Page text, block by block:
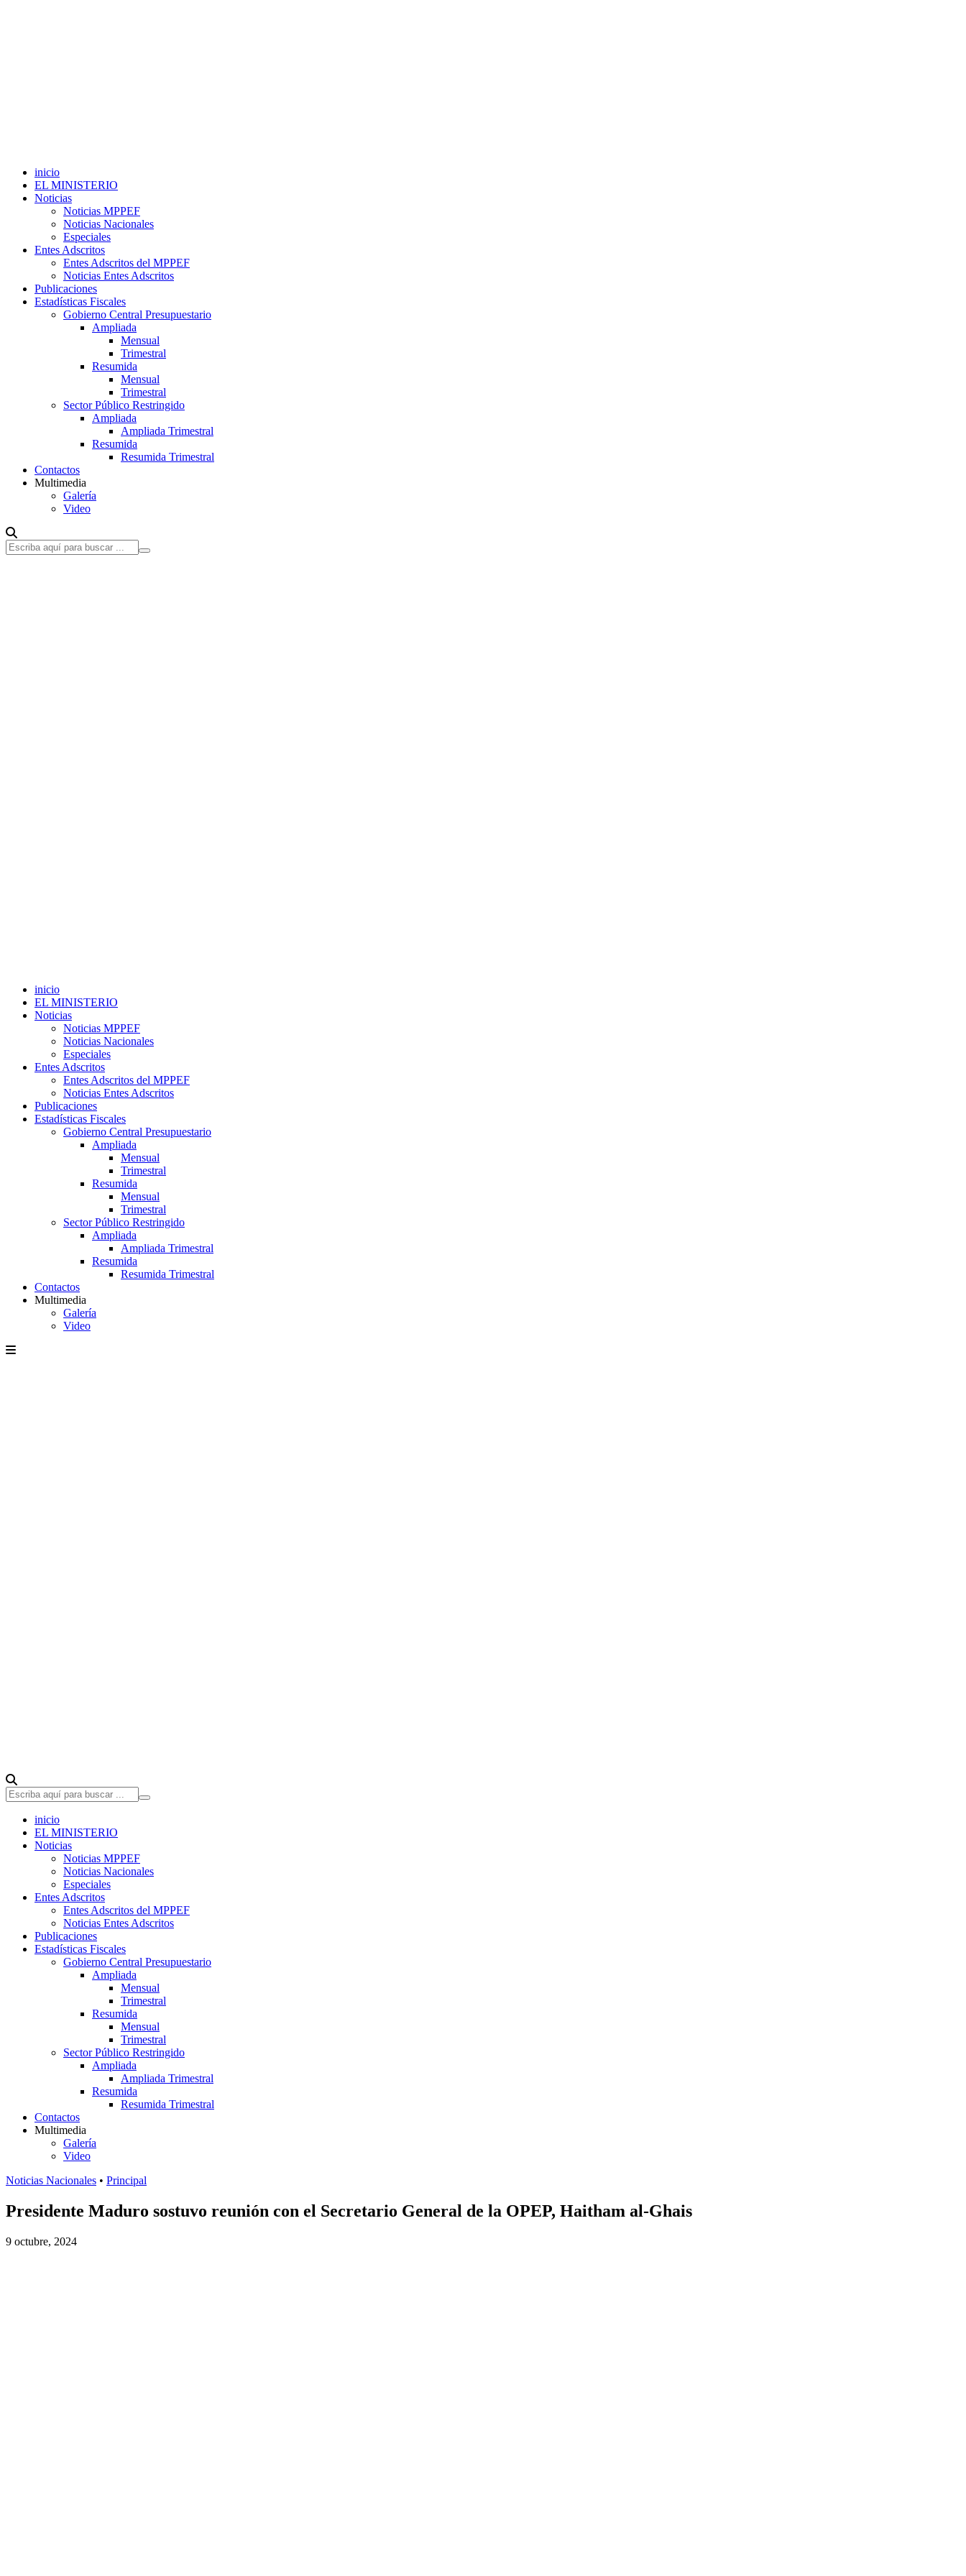
inicio
EL MINISTERIO
Noticias
Noticias MPPEF
Noticias Nacionales
Especiales
Entes Adscritos
Entes Adscritos del MPPEF
Noticias Entes Adscritos
Publicaciones
Estadísticas Fiscales
Gobierno Central Presupuestario
Ampliada
Mensual
Trimestral
Resumida
Mensual
Trimestral
Sector Público Restringido
Ampliada
Ampliada Trimestral
Resumida
Resumida Trimestral
Contactos
Multimedia
Galería
Video
inicio
EL MINISTERIO
Noticias
Noticias MPPEF
Noticias Nacionales
Especiales
Entes Adscritos
Entes Adscritos del MPPEF
Noticias Entes Adscritos
Publicaciones
Estadísticas Fiscales
Gobierno Central Presupuestario
Ampliada
Mensual
Trimestral
Resumida
Mensual
Trimestral
Sector Público Restringido
Ampliada
Ampliada Trimestral
Resumida
Resumida Trimestral
Contactos
Multimedia
Galería
Video
inicio
EL MINISTERIO
Noticias
Noticias MPPEF
Noticias Nacionales
Especiales
Entes Adscritos
Entes Adscritos del MPPEF
Noticias Entes Adscritos
Publicaciones
Estadísticas Fiscales
Gobierno Central Presupuestario
Ampliada
Mensual
Trimestral
Resumida
Mensual
Trimestral
Sector Público Restringido
Ampliada
Ampliada Trimestral
Resumida
Resumida Trimestral
Contactos
Multimedia
Galería
Video
Noticias Nacionales • Principal
Presidente Maduro sostuvo reunión con el Secretario General de la OPEP, Haitham al-Ghais
9 octubre, 2024